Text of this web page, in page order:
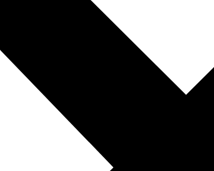
Læs vores privatlivspolitik
Nødvendige